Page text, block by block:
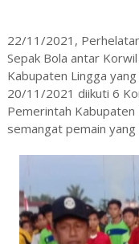
22/11/2021,
Sepak Bola antar
Kabupaten Lingga
20/11/2021 diikuti 6
Pemerintah
semangat pemain yang